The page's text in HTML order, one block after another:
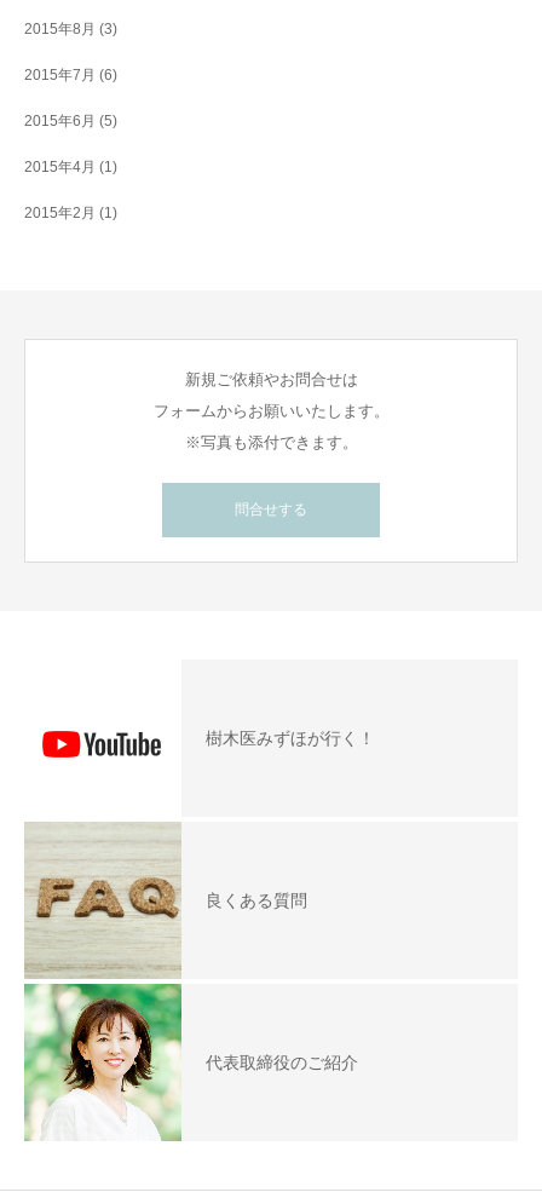
2015年8月 (3)
2015年7月 (6)
2015年6月 (5)
2015年4月 (1)
2015年2月 (1)
新規ご依頼やお問合せは
フォームからお願いいたします。
※写真も添付できます。
問合せする
樹木医みずほが行く！
良くある質問
代表取締役のご紹介